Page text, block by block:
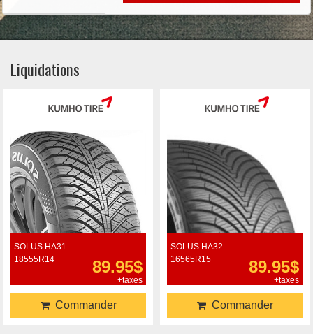
Liquidations
SOLUS HA31
18555R14
89.95$
+taxes
Commander
SOLUS HA32
16565R15
89.95$
+taxes
Commander